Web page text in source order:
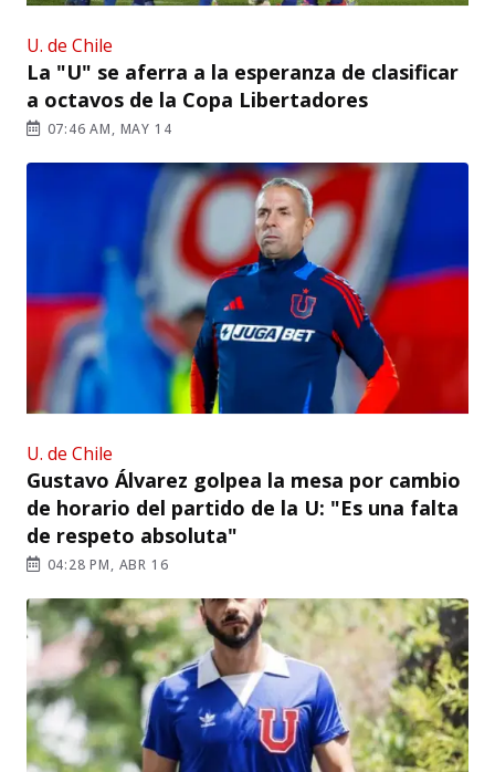
U. de Chile
La "U" se aferra a la esperanza de clasificar
a octavos de la Copa Libertadores
07:46 AM, MAY 14
U. de Chile
Gustavo Álvarez golpea la mesa por cambio
de horario del partido de la U: "Es una falta
de respeto absoluta"
04:28 PM, ABR 16